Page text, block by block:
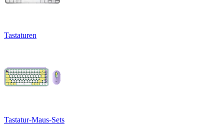
Tastaturen
Tastatur-Maus-Sets